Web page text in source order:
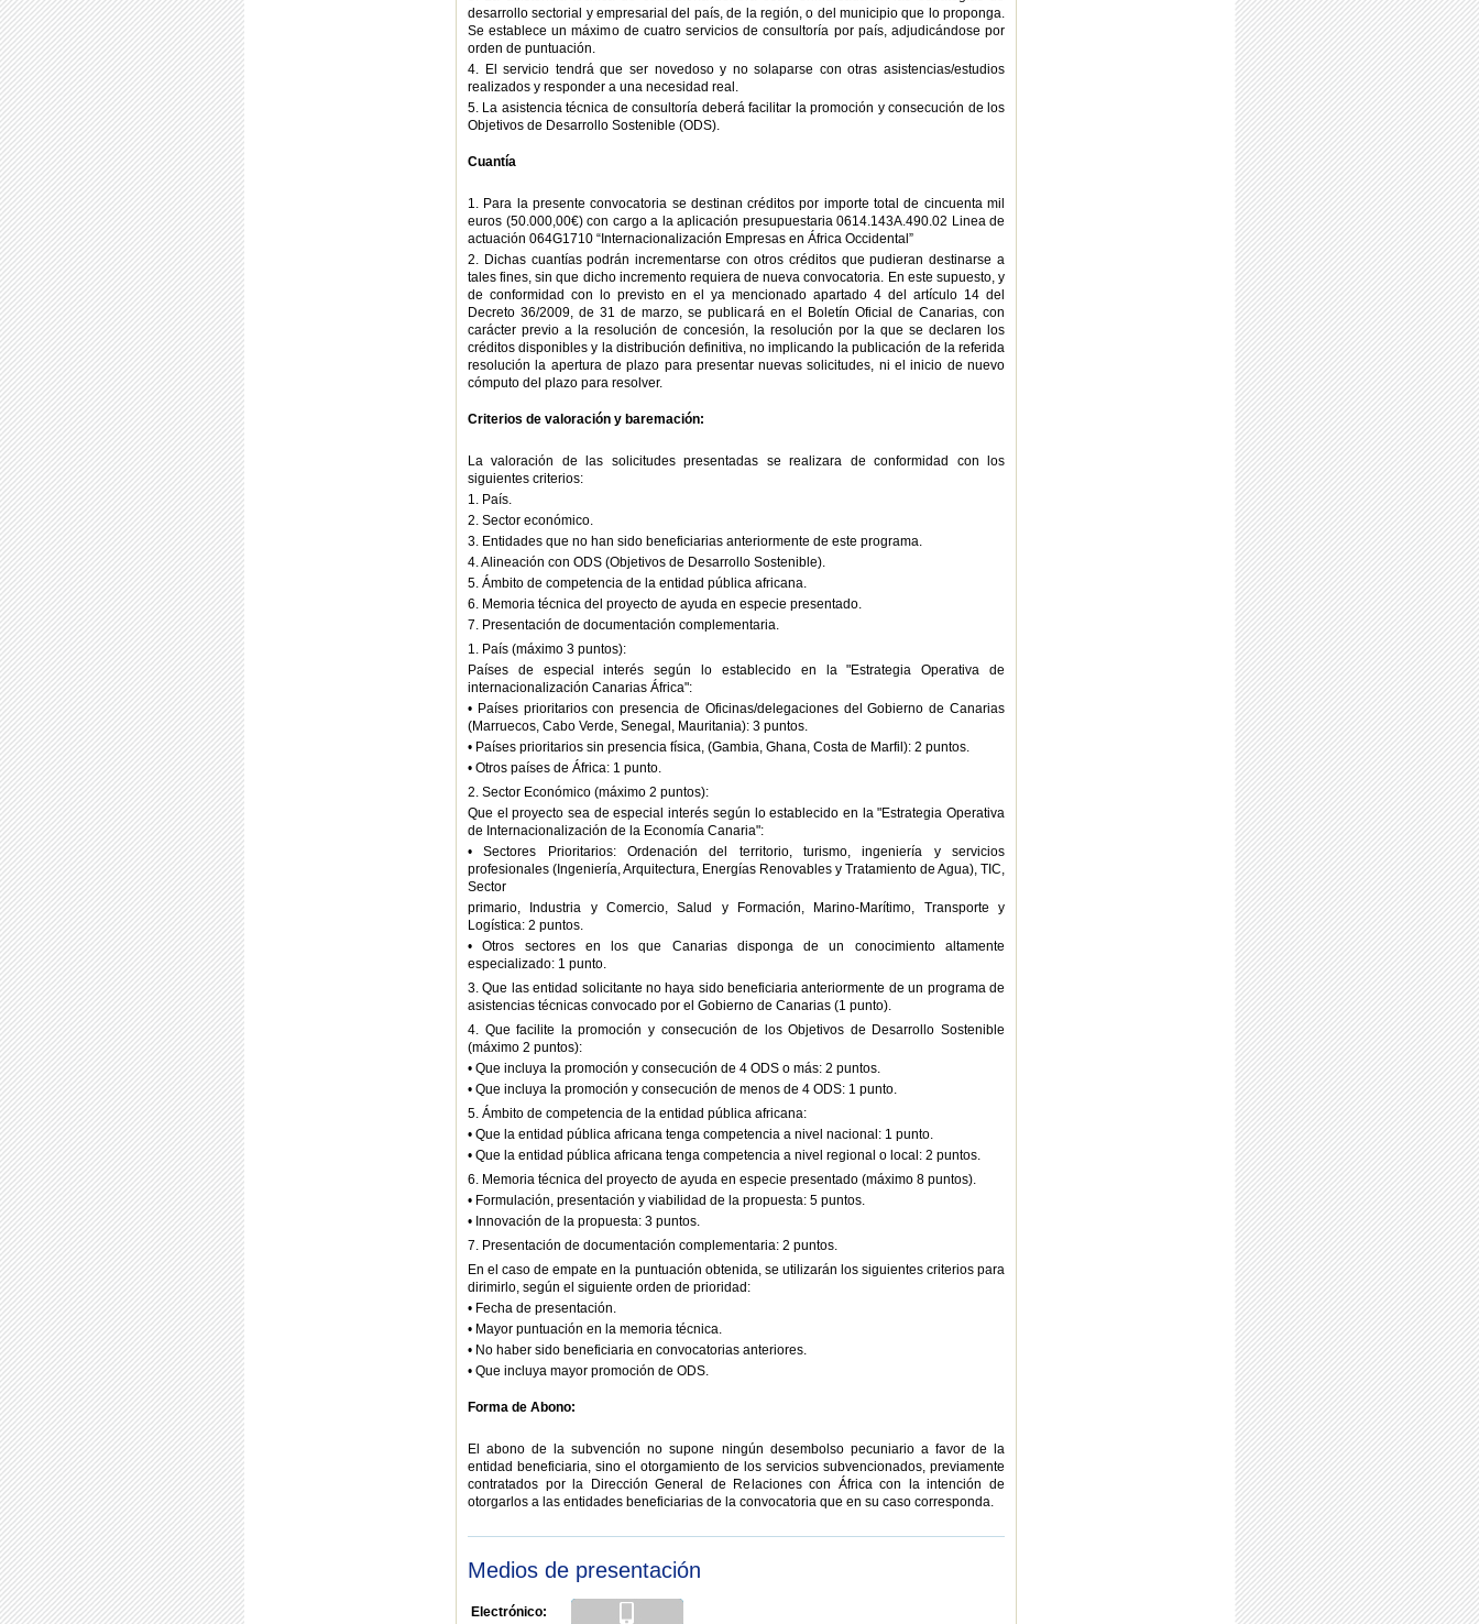
desarrollo sectorial y empresarial del país, de la región, o del municipio que lo proponga.
Se establece un máximo de cuatro servicios de consultoría por país, adjudicándose por
orden de puntuación.
4. El servicio tendrá que ser novedoso y no solaparse con otras asistencias/estudios
realizados y responder a una necesidad real.
5. La asistencia técnica de consultoría deberá facilitar la promoción y consecución de los
Objetivos de Desarrollo Sostenible (ODS).
Cuantía
1. Para la presente convocatoria se destinan créditos por importe total de cincuenta mil
euros (50.000,00€) con cargo a la aplicación presupuestaria 0614.143A.490.02 Linea de
actuación 064G1710 “Internacionalización Empresas en África Occidental”
2. Dichas cuantías podrán incrementarse con otros créditos que pudieran destinarse a
tales fines, sin que dicho incremento requiera de nueva convocatoria. En este supuesto, y
de conformidad con lo previsto en el ya mencionado apartado 4 del artículo 14 del
Decreto 36/2009, de 31 de marzo, se publicará en el Boletín Oficial de Canarias, con
carácter previo a la resolución de concesión, la resolución por la que se declaren los
créditos disponibles y la distribución definitiva, no implicando la publicación de la referida
resolución la apertura de plazo para presentar nuevas solicitudes, ni el inicio de nuevo
cómputo del plazo para resolver.
Criterios de valoración y baremación:
La valoración de las solicitudes presentadas se realizara de conformidad con los
siguientes criterios:
1. País.
2. Sector económico.
3. Entidades que no han sido beneficiarias anteriormente de este programa.
4. Alineación con ODS (Objetivos de Desarrollo Sostenible).
5. Ámbito de competencia de la entidad pública africana.
6. Memoria técnica del proyecto de ayuda en especie presentado.
7. Presentación de documentación complementaria.
1. País (máximo 3 puntos):
Países de especial interés según lo establecido en la "Estrategia Operativa de
internacionalización Canarias África":
• Países prioritarios con presencia de Oficinas/delegaciones del Gobierno de Canarias
(Marruecos, Cabo Verde, Senegal, Mauritania): 3 puntos.
• Países prioritarios sin presencia física, (Gambia, Ghana, Costa de Marfil): 2 puntos.
• Otros países de África: 1 punto.
2. Sector Económico (máximo 2 puntos):
Que el proyecto sea de especial interés según lo establecido en la "Estrategia Operativa
de Internacionalización de la Economía Canaria":
• Sectores Prioritarios: Ordenación del territorio, turismo, ingeniería y servicios
profesionales (Ingeniería, Arquitectura, Energías Renovables y Tratamiento de Agua), TIC,
Sector
primario, Industria y Comercio, Salud y Formación, Marino-Marítimo, Transporte y
Logística: 2 puntos.
• Otros sectores en los que Canarias disponga de un conocimiento altamente
especializado: 1 punto.
3. Que las entidad solicitante no haya sido beneficiaria anteriormente de un programa de
asistencias técnicas convocado por el Gobierno de Canarias (1 punto).
4. Que facilite la promoción y consecución de los Objetivos de Desarrollo Sostenible
(máximo 2 puntos):
• Que incluya la promoción y consecución de 4 ODS o más: 2 puntos.
• Que incluya la promoción y consecución de menos de 4 ODS: 1 punto.
5. Ámbito de competencia de la entidad pública africana:
• Que la entidad pública africana tenga competencia a nivel nacional: 1 punto.
• Que la entidad pública africana tenga competencia a nivel regional o local: 2 puntos.
6. Memoria técnica del proyecto de ayuda en especie presentado (máximo 8 puntos).
• Formulación, presentación y viabilidad de la propuesta: 5 puntos.
• Innovación de la propuesta: 3 puntos.
7. Presentación de documentación complementaria: 2 puntos.
En el caso de empate en la puntuación obtenida, se utilizarán los siguientes criterios para
dirimirlo, según el siguiente orden de prioridad:
• Fecha de presentación.
• Mayor puntuación en la memoria técnica.
• No haber sido beneficiaria en convocatorias anteriores.
• Que incluya mayor promoción de ODS.
Forma de Abono:
El abono de la subvención no supone ningún desembolso pecuniario a favor de la
entidad beneficiaria, sino el otorgamiento de los servicios subvencionados, previamente
contratados por la Dirección General de Relaciones con África con la intención de
otorgarlos a las entidades beneficiarias de la convocatoria que en su caso corresponda.
Medios de presentación
Electrónico: